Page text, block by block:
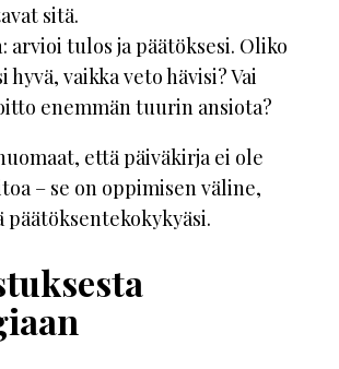
sitä.
arvioi tulos ja päätöksesi. Oliko
hyvä, vaikka veto hävisi? Vai
enemmän tuurin ansiota?
että päiväkirja ei ole
– se on oppimisen väline,
päätöksentekokykyäsi.